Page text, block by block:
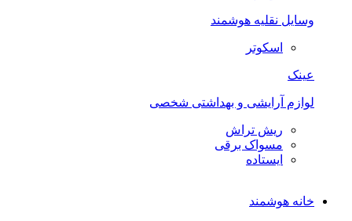
وسایل نقلیه هوشمند
اسکوتر
عینک
لوازم آرایشی و بهداشتی شخصی
ریش تراش
مسواک برقی
ایستاده
خانه هوشمند